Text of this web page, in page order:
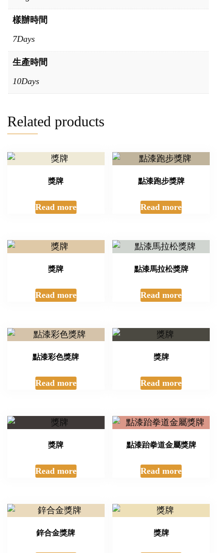
樣辦時間
7Days
生產時間
10Days
Related products
獎牌
Read more
點漆跑步獎牌
Read more
獎牌
Read more
點漆馬拉松獎牌
Read more
點漆彩色獎牌
Read more
獎牌
Read more
獎牌
Read more
點漆跆拳道金屬獎牌
Read more
鋅合金獎牌 獎牌